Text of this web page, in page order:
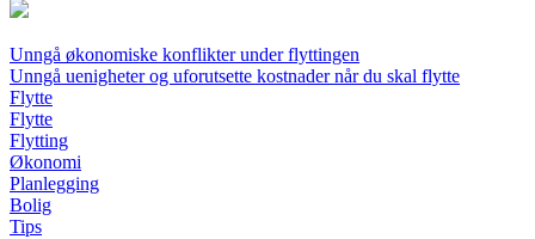
Unngå økonomiske konflikter under flyttingen
Unngå uenigheter og uforutsette kostnader når du skal flytte
Flytte
Flytte
Flytting
Økonomi
Planlegging
Bolig
Tips